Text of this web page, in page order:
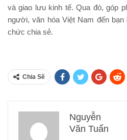
và giao lưu kinh tế. Qua đó, góp
người, văn hóa Việt Nam đến bạn
chức chia sẻ.
Chia Sẽ
Nguyễn
Văn Tuấn